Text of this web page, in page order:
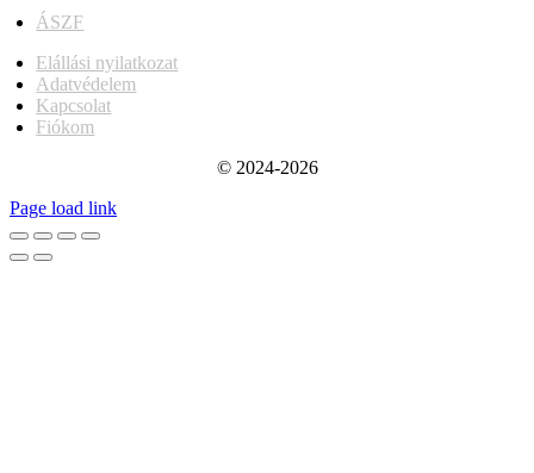
ÁSZF
Elállási nyilatkozat
Adatvédelem
Kapcsolat
Fiókom
© 2024-2026
Page load link